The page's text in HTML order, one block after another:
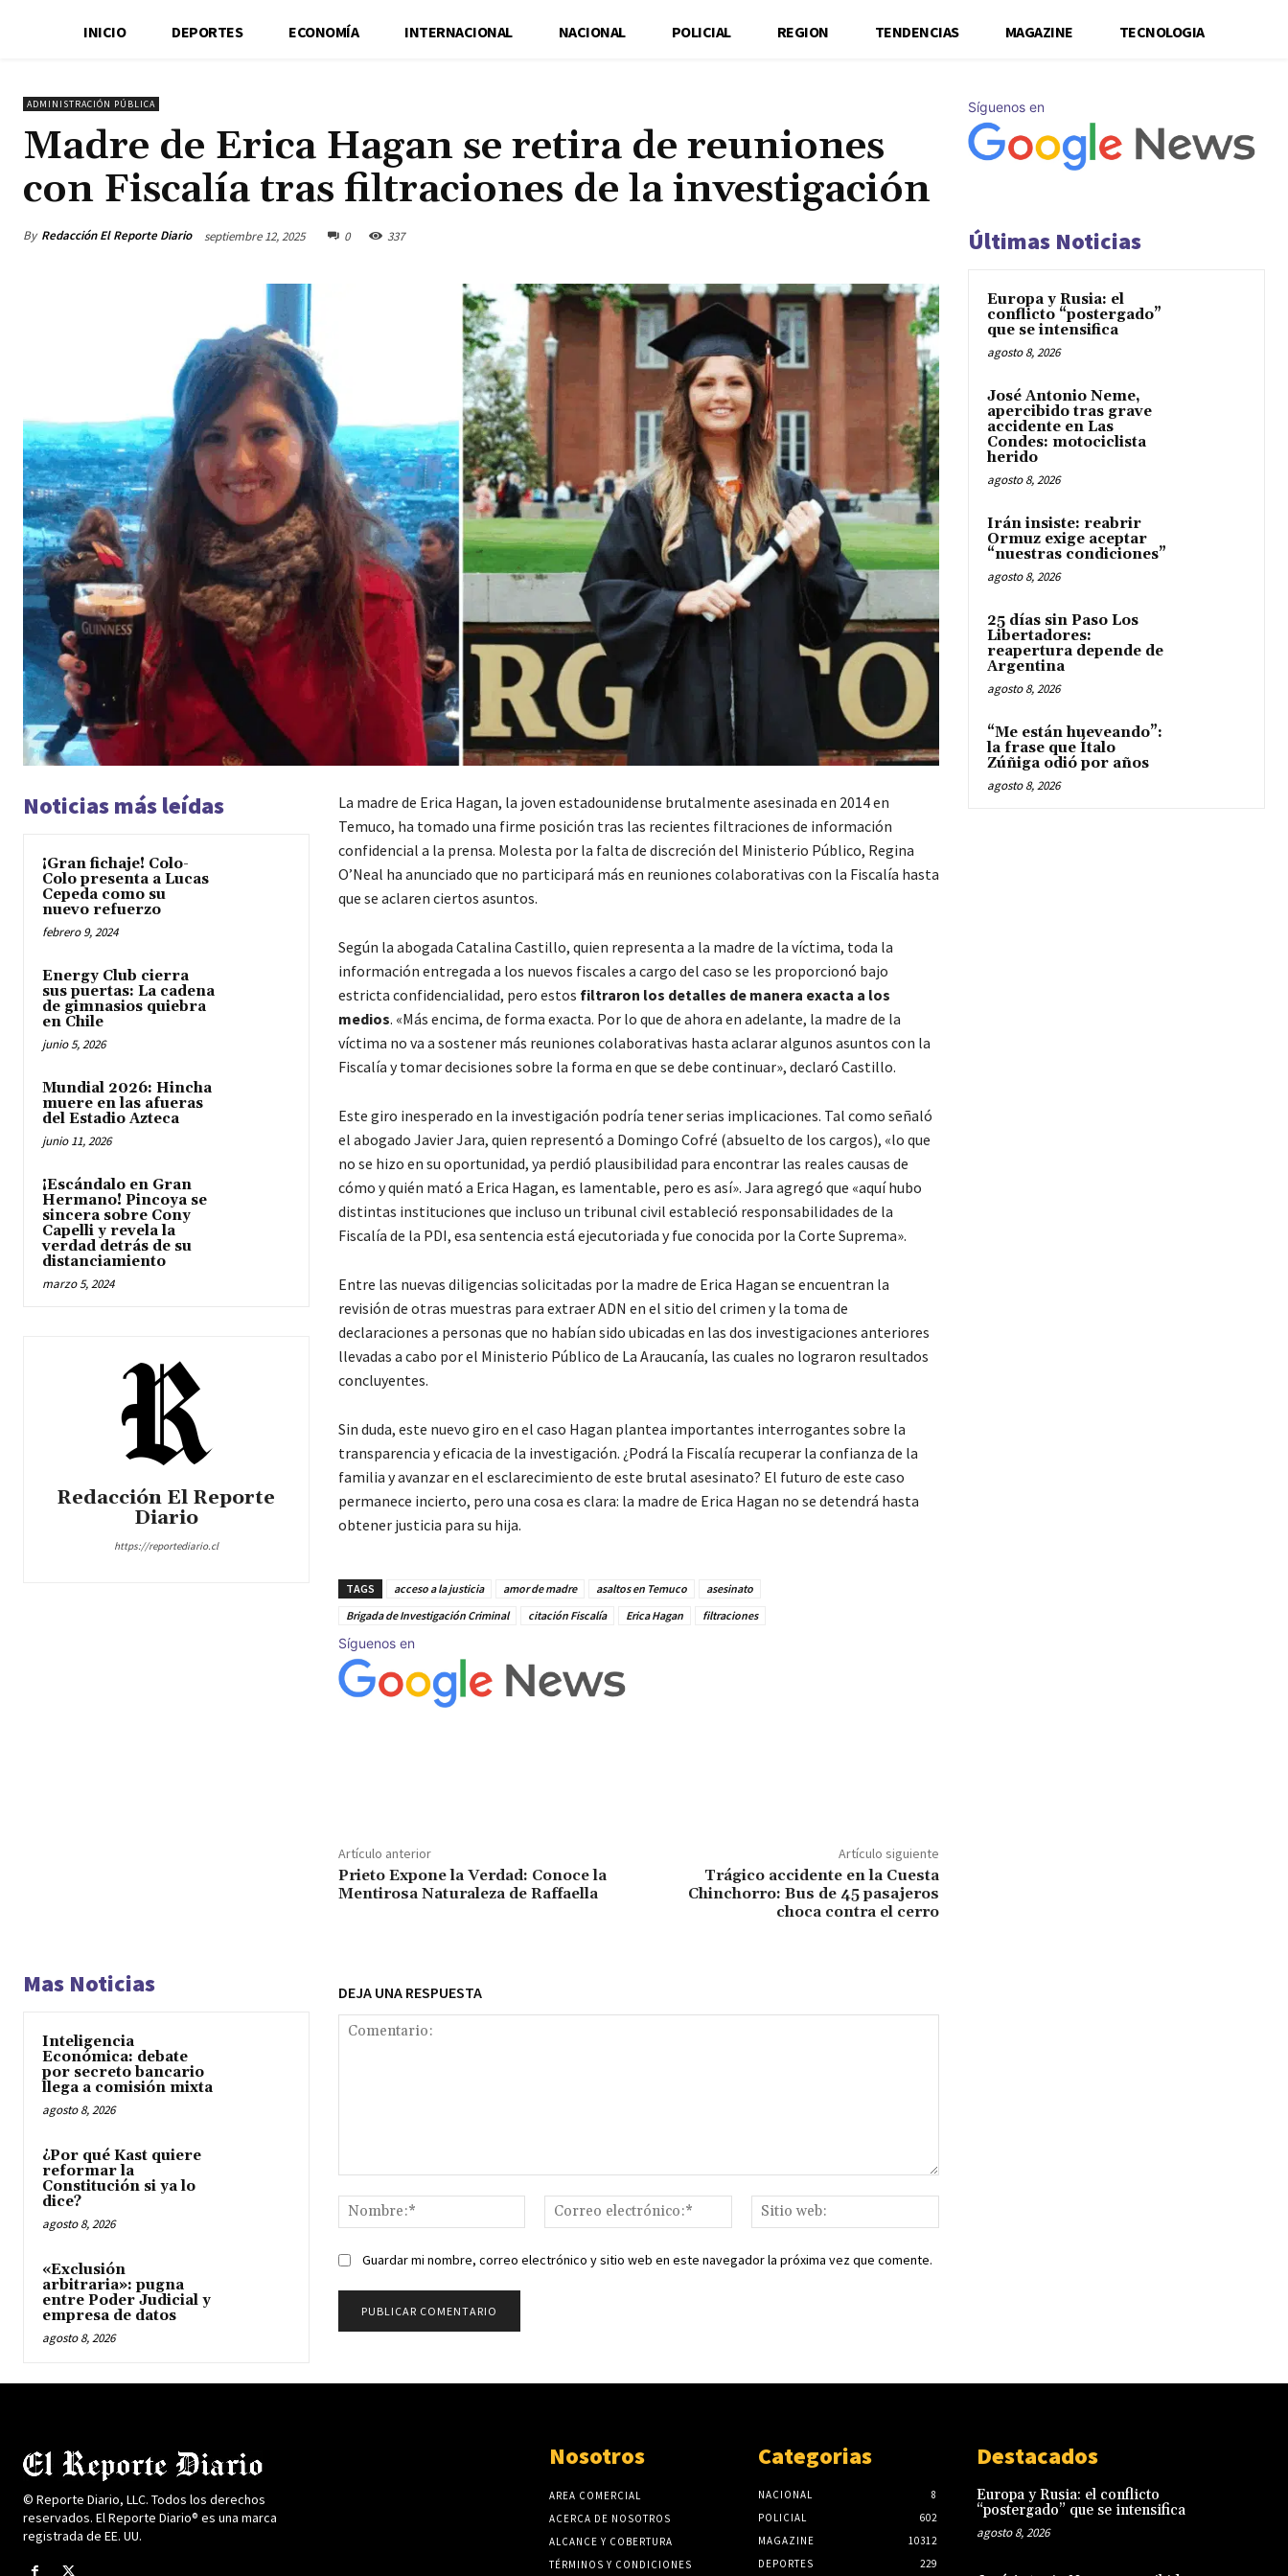
INICIO DEPORTES ECONOMÍA INTERNACIONAL NACIONAL POLICIAL REGION TENDENCIAS MAGAZINE TECNOLOGIA
ADMINISTRACIÓN PÚBLICA
Madre de Erica Hagan se retira de reuniones
con Fiscalía tras filtraciones de la investigación
By Redacción El Reporte Diario septiembre 12, 2025 0 337
Noticias más leídas
¡Gran fichaje! Colo-
Colo presenta a Lucas
Cepeda como su
nuevo refuerzo
febrero 9, 2024
Energy Club cierra
sus puertas: La cadena
de gimnasios quiebra
en Chile
junio 5, 2026
Mundial 2026: Hincha
muere en las afueras
del Estadio Azteca
junio 11, 2026
¡Escándalo en Gran
Hermano! Pincoya se
sincera sobre Cony
Capelli y revela la
verdad detrás de su
distanciamiento
marzo 5, 2024
Redacción El Reporte
Diario
https://reportediario.cl
La madre de Erica Hagan, la joven estadounidense brutalmente asesinada en 2014 en
Temuco, ha tomado una firme posición tras las recientes filtraciones de información
confidencial a la prensa. Molesta por la falta de discreción del Ministerio Público, Regina
O’Neal ha anunciado que no participará más en reuniones colaborativas con la Fiscalía hasta
que se aclaren ciertos asuntos.
Según la abogada Catalina Castillo, quien representa a la madre de la víctima, toda la
información entregada a los nuevos fiscales a cargo del caso se les proporcionó bajo
estricta confidencialidad, pero estos filtraron los detalles de manera exacta a los
medios. «Más encima, de forma exacta. Por lo que de ahora en adelante, la madre de la
víctima no va a sostener más reuniones colaborativas hasta aclarar algunos asuntos con la
Fiscalía y tomar decisiones sobre la forma en que se debe continuar», declaró Castillo.
Este giro inesperado en la investigación podría tener serias implicaciones. Tal como señaló
el abogado Javier Jara, quien representó a Domingo Cofré (absuelto de los cargos), «lo que
no se hizo en su oportunidad, ya perdió plausibilidad para encontrar las reales causas de
cómo y quién mató a Erica Hagan, es lamentable, pero es así». Jara agregó que «aquí hubo
distintas instituciones que incluso un tribunal civil estableció responsabilidades de la
Fiscalía de la PDI, esa sentencia está ejecutoriada y fue conocida por la Corte Suprema».
Entre las nuevas diligencias solicitadas por la madre de Erica Hagan se encuentran la
revisión de otras muestras para extraer ADN en el sitio del crimen y la toma de
declaraciones a personas que no habían sido ubicadas en las dos investigaciones anteriores
llevadas a cabo por el Ministerio Público de La Araucanía, las cuales no lograron resultados
concluyentes.
Sin duda, este nuevo giro en el caso Hagan plantea importantes interrogantes sobre la
transparencia y eficacia de la investigación. ¿Podrá la Fiscalía recuperar la confianza de la
familia y avanzar en el esclarecimiento de este brutal asesinato? El futuro de este caso
permanece incierto, pero una cosa es clara: la madre de Erica Hagan no se detendrá hasta
obtener justicia para su hija.
TAGS acceso a la justicia amor de madre asaltos en Temuco
asesinato
Brigada de Investigación Criminal
citación Fiscalía Erica Hagan filtraciones
Síguenos en
Artículo anterior
Prieto Expone la Verdad: Conoce la
Mentirosa Naturaleza de Raffaella
Artículo siguiente
Trágico accidente en la Cuesta
Chinchorro: Bus de 45 pasajeros
choca contra el cerro
Mas Noticias
Inteligencia
Económica: debate
por secreto bancario
llega a comisión mixta
agosto 8, 2026
¿Por qué Kast quiere
reformar la
Constitución si ya lo
dice?
agosto 8, 2026
«Exclusión
arbitraria»: pugna
entre Poder Judicial y
empresa de datos
agosto 8, 2026
DEJA UNA RESPUESTA
Nombre:*
Correo
electrónico:*
web:
Guardar mi nombre, correo electrónico y sitio web en este navegador la próxima vez que comente.
Síguenos en
Últimas Noticias
Europa y Rusia: el
conflicto “postergado”
que se intensifica
agosto 8, 2026
José Antonio Neme,
apercibido tras grave
accidente en Las
Condes: motociclista
herido
agosto 8, 2026
Irán insiste: reabrir
Ormuz exige aceptar
“nuestras condiciones”
agosto 8, 2026
25 días sin Paso Los
Libertadores:
reapertura depende de
Argentina
agosto 8, 2026
“Me están hueveando”:
la frase que Ítalo
Zúñiga odió por años
agosto 8, 2026
© Reporte Diario, LLC. Todos los derechos
reservados. El Reporte Diario® es una marca
registrada de EE. UU.
Nosotros
AREA COMERCIAL
ACERCA DE NOSOTROS
ALCANCE Y COBERTURA
TÉRMINOS Y CONDICIONES
Categorias
NACIONAL
8
POLICIAL
602
MAGAZINE
10312
DEPORTES
229
Destacados
Europa y Rusia: el conflicto
“postergado” que se intensifica
agosto 8, 2026